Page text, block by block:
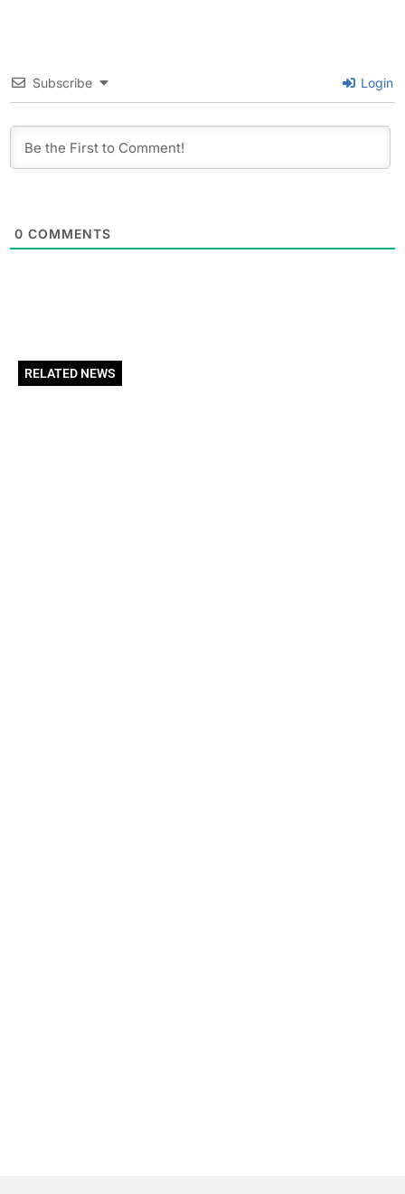
Subscribe Login
0 COMMENTS
RELATED NEWS